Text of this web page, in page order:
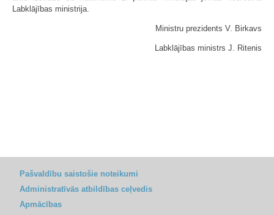
Labklājības ministrija.
Ministru prezidents V. Birkavs
Labklājības ministrs J. Ritenis
Pašvaldību saistošie noteikumi
Administratīvās atbildības ceļvedis
Apmācības